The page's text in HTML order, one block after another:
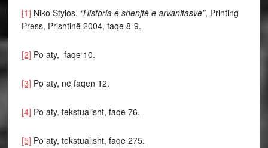
[1] Niko Stylos, “Historia e shenjtë e arvanitasve”, Printing
Press, Prishtinë 2004, faqe 8-9.
[2] Po aty, faqe 10.
[3] Po aty, në faqen 12.
[4] Po aty, tekstualisht, faqe 76.
[5] Po aty, tekstualisht, faqe 275.